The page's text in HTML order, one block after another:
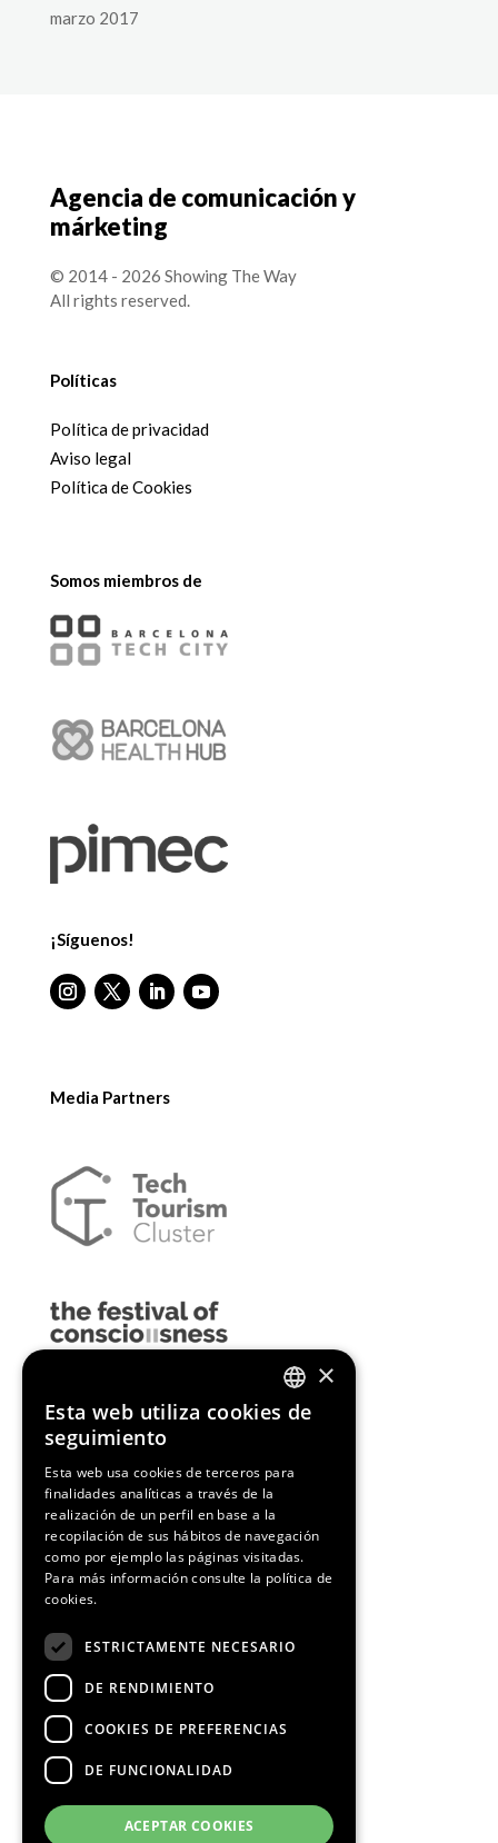
marzo 2017
Agencia de comunicación y
márketing
© 2014 - 2026 Showing The Way
All rights reserved.
Políticas
Política de privacidad
Aviso legal
Política de Cookies
Somos miembros de
¡Síguenos!
Media Partners
ENGLISH
×
Esta web utiliza cookies de
seguimiento
Esta web usa cookies de terceros para
finalidades analíticas a través de la
realización de un perfil en base a la
recopilación de sus hábitos de navegación
como por ejemplo las páginas visitadas.
Para más información consulte la política de
cookies.
ESTRICTAMENTE NECESARIO
DE RENDIMIENTO
COOKIES DE PREFERENCIAS
DE FUNCIONALIDAD
ACEPTAR COOKIES